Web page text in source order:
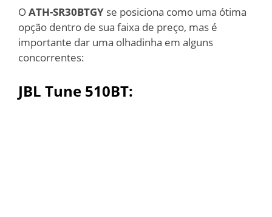
OATH-SR30BTGY se posiciona como uma ótima
opção dentro de sua faixa de preço, mas é
importante dar uma olhadinha em alguns
concorrentes:
JBL Tune 510BT: